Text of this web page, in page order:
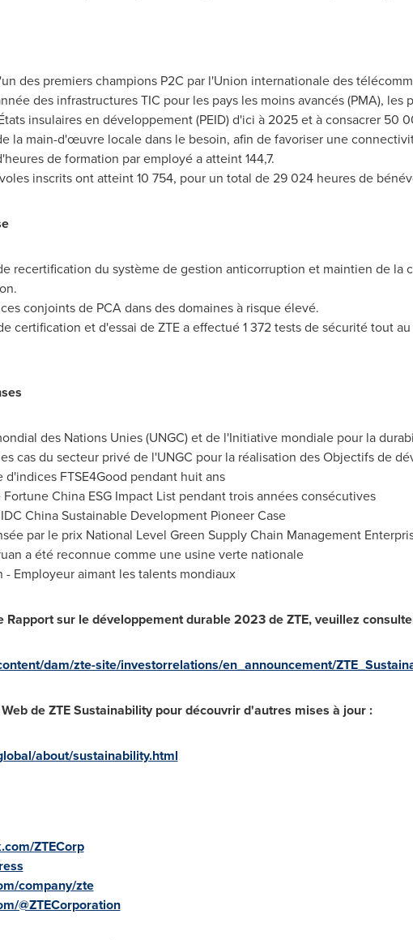
des premiers champions P2C par l'Union internationale des
des infrastructures TIC pour les pays les moins avancés (PMA),
insulaires en développement (PEID) d'ici à2025 età consacrer 50
la main-d'œuvre locale dans le besoin, afin de favoriser une
de formation par employé a atteint 144,7.
inscrits ont atteint 10 754, pour un total de 29 024 heures de
recertification du système de gestion anticorruption et maintien de la
conjoints de PCA dans des domaines à risque élevé.
certification et d'essai de ZTE a effectué 1 372 tests de sécurité tout
des Nations Unies (UNGC) et de l'Initiative mondiale pour la
cas du secteur privé de l'UNGC pour la réalisation des Objectifs de
d'indices FTSE4Good pendant huit ans
China ESG Impact List pendant trois années consécutives
China Sustainable Development Pioneer Case
par le prix National Level Green Supply Chain Management
a été reconnue comme une usine verte nationale
- Employeur aimant les talents mondiaux
Rapport sur le développement durable 2023 de ZTE, veuillez
dam/zte-site/investorrelations/en_announcement/
de ZTE Sustainability pour découvrir d'autres mises à jour :
about/sustainability.html
ZTECorp
company/zte
@ZTECorporation